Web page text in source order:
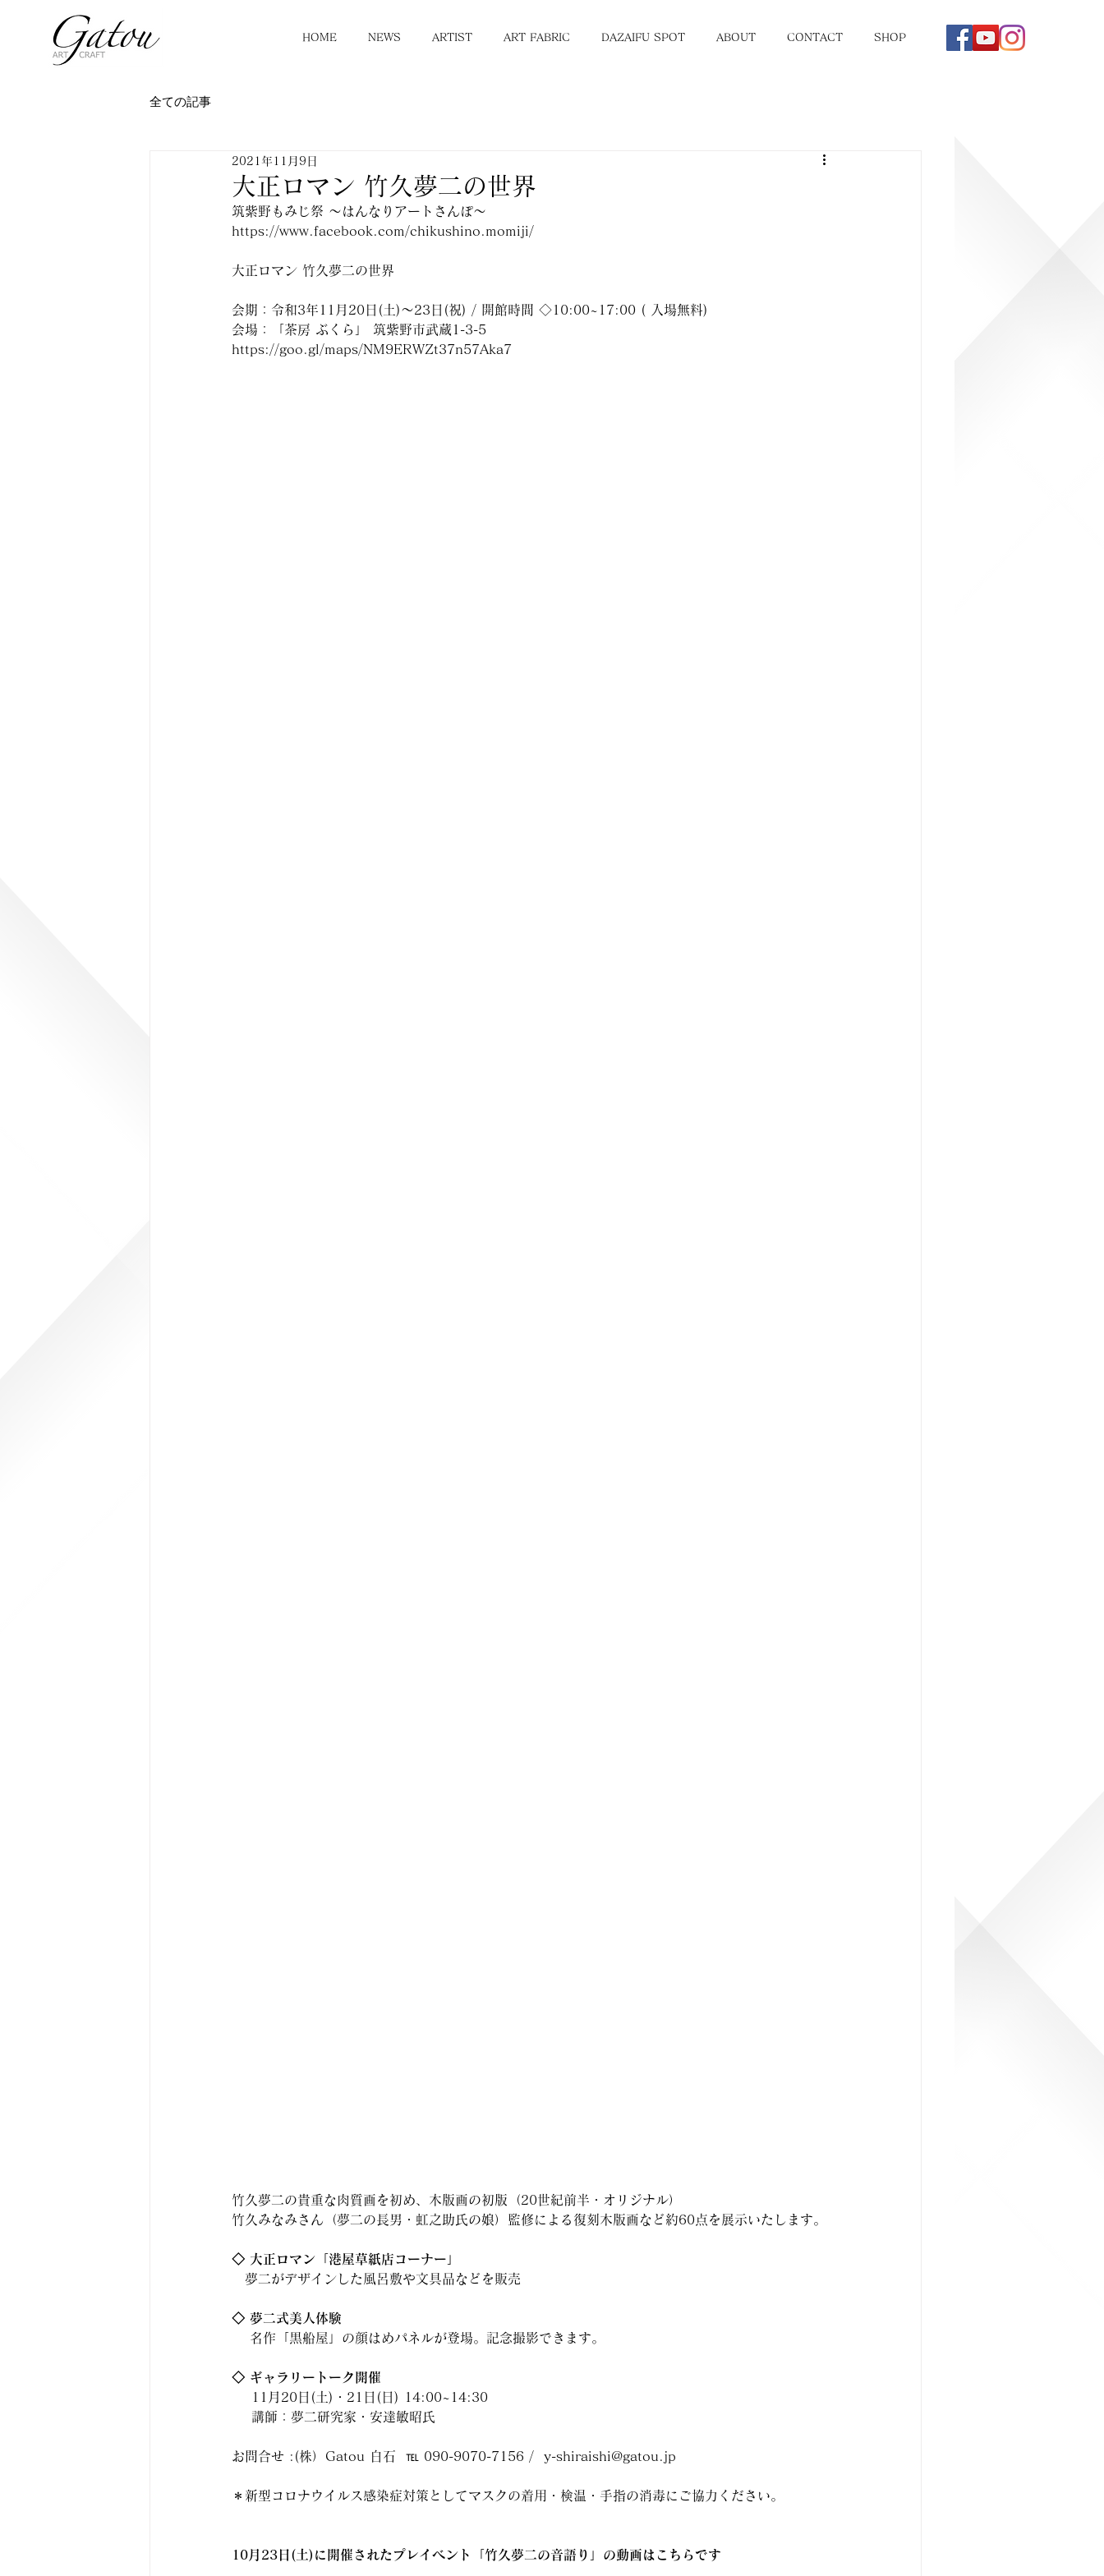
HOME NEWS ARTIST ART FABRIC DAZAIFU SPOT ABOUT CONTACT SHOP
全ての記事
大正ロマン 竹久夢二の世界
2021年11月9日
筑紫野もみじ祭 〜はんなりアートさんぽ〜
https://www.facebook.com/chikushino.momiji/
大正ロマン 竹久夢二の世界
会期：令和3年11月20日(土)〜23日(祝) / 開館時間 ◇10:00~17:00 ( 入場無料)
会場：「茶房 ぶくら」 筑紫野市武蔵1-3-5
https://goo.gl/maps/NM9ERWZt37n57Aka7
竹久夢二の貴重な肉質画を初め、木版画の初版（20世紀前半・オリジナル）
竹久みなみさん（夢二の長男・虹之助氏の娘）監修による復刻木版画など約60点を展示いたします。
◇ 大正ロマン「港屋草紙店コーナー」
夢二がデザインした風呂敷や文具品などを販売
◇ 夢二式美人体験
名作「黒船屋」の顔はめパネルが登場。記念撮影できます。
◇ ギャラリートーク開催
    11月20日(土)・21日(日) 14:00~14:30
    講師：夢二研究家・安達敏昭氏
お問合せ :(株）Gatou 白石  ℡ 090-9070-7156 /  y-shiraishi@gatou.jp
＊新型コロナウイルス感染症対策としてマスクの着用・検温・手指の消毒にご協力ください。
10月23日(土)に開催されたプレイベント「竹久夢二の音語り」の動画はこちらです